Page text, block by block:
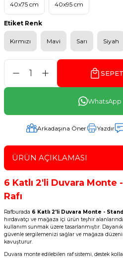
40x75 cm 40x95 cm
Etiket Renk
Kırmızı Mavi Sarı Siyah
WhatsApp
Arkadaşına Öner Yazdır
ÜRÜN AÇIKLAMASI
6 Katlı 2'li Duvara
Rafı
Rafburada 6 Katlı 2'li Duvara Monte -
hırdavatçı ve mağaza içi ürün teşhir
kullanım sunmak üzere tasarlanmıştır.
güvenle sergilemenizi sağlar ve mağaza
kavuşturur.
Duvara monte edilebilen raf sistemi, destek